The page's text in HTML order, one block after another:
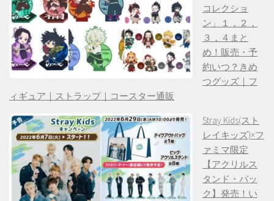
コレクショ
ン」１，２，
３，４まと
め！販売・予
約いつ？きめ
つグッズ｜フ
ィギュア｜ストラップ｜コースター通販
Stray Kids(スト
レイキッズ)×フ
ァミマ限定
【アクリルス
タンド・バッ
ク】発売！い